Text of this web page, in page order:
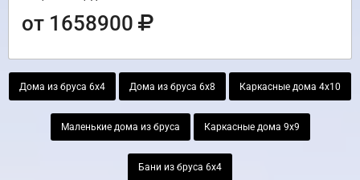
от 1658900
Дома из бруса 6х4 Дома из бруса 6х8 Каркасные дома 4х10
Маленькие дома из бруса Каркасные дома 9х9
Бани из бруса 6х4